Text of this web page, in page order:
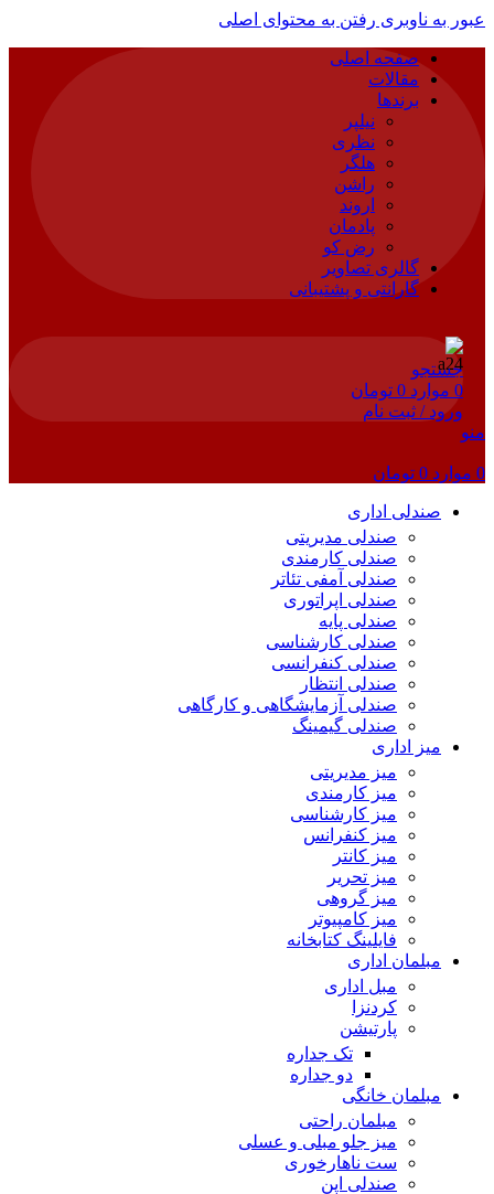
عبور به ناوبری رفتن به محتوای اصلی
صفحه اصلی
مقالات
برندها
نیلپر
نظری
هلگر
راشن
اروند
پادمان
رض کو
گالری تصاویر
گارانتی و پشتیبانی
جستجو
0 موارد 0 تومان
ورود / ثبت نام
منو
0 موارد 0 تومان
صندلی اداری
صندلی مدیریتی
صندلی کارمندی
صندلی آمفی تئاتر
صندلی اپراتوری
صندلی پایه
صندلی کارشناسی
صندلی کنفرانسی
صندلی انتظار
صندلی آزمایشگاهی و کارگاهی
صندلی گیمینگ
میز اداری
میز مدیریتی
میز کارمندی
میز کارشناسی
میز کنفرانس
میز کانتر
میز تحریر
میز گروهی
میز کامپیوتر
فایلینگ کتابخانه
مبلمان اداری
مبل اداری
کردنزا
پارتیشن
تک جداره
دو جداره
مبلمان خانگی
مبلمان راحتی
میز جلو مبلی و عسلی
ست ناهارخوری
صندلی اپن